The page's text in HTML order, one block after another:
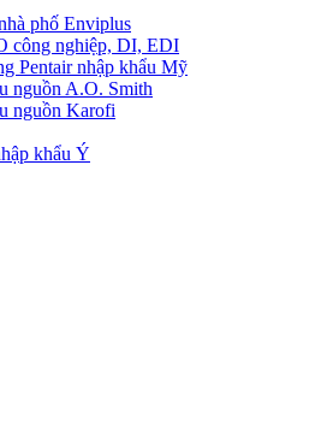
phố Enviplus
công nghiệp, DI, EDI
Pentair nhập khẩu Mỹ
nguồn A.O. Smith
nguồn Karofi
khẩu Ý